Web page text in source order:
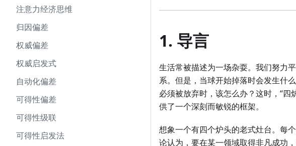
注意力经济思维
归因偏差
权威偏差
权威启发式
自动化偏差
可得性偏差
可得性级联
可得性启发法
1. 导言
生活常被描述为一场杂耍。我们努力
系。但是，当球开始掉落时会发生什
必须被放弃时，该怎么办？这时，“
供了一个深刻而敏锐的框架。
想象一个有四个炉头的老式灶台。每
论认为，要在某一领域取得非凡成功